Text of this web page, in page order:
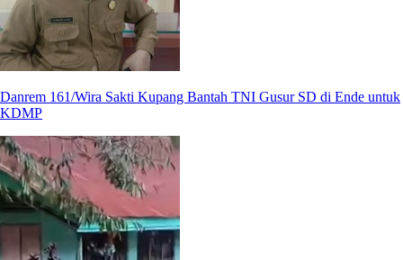
Danrem 161/Wira Sakti Kupang Bantah TNI Gusur SD di Ende untuk
KDMP